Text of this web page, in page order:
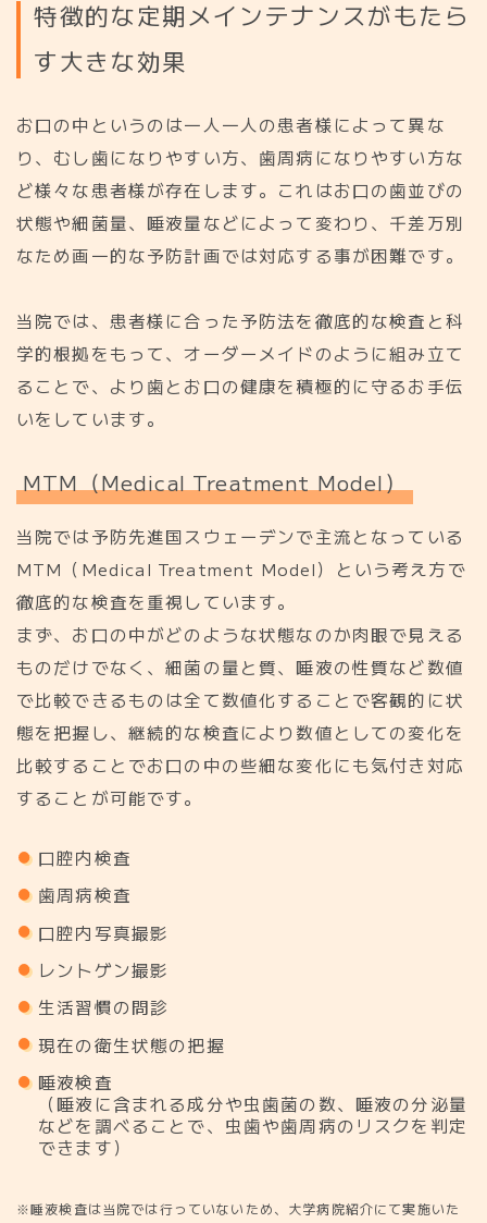
特徴的な定期メイ ンテナンスがもたら
す大きな効果
お口の中というのは一人一人の患者様によって異な
り、むし歯になりやすい方、歯周病になりやすい方な
ど様々な患者様が存在します。これはお口の歯並びの
状態や細菌量、唾液量などによって変わり、千差万別
なため画一的な予防計画では対応する事が困難です。
当院では、患者様に合った予防法を徹底的な検査と科
学的根拠をもって、オーダーメイドのように組み立て
ることで、より歯とお口の健康を積極的に守るお手伝
いをしています。
MTM（Medical Treatment Model）
当院では予防先進国スウェーデンで主流となっている
MTM（Medical Treatment Model）という考え方で
徹底的な検査を重視しています。
まず、お口の中がどのような状態なのか肉眼で見える
ものだけでなく、細菌の量と質、唾液の性質など数値
で比較できるものは全て数値化することで客観的に状
態を把握し、継続的な検査により数値としての変化を
比較することでお口の中の些細な変化にも気付き対応
することが可能です。
口腔内検査
歯周病検査
口腔内写真撮影
レントゲン撮影
生活習慣の問診
現在の衛生状態の把握
唾液検査
（唾液に含まれる成分や虫歯菌の数、唾液の分泌量
などを調べることで、虫歯や歯周病のリスクを判定
できます）
※唾液検査は当院では行っていないため、大学病院紹介にて実施いた